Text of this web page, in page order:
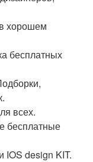
хорошем
бесплатных
всех.
бесплатные
IOS design KIT.